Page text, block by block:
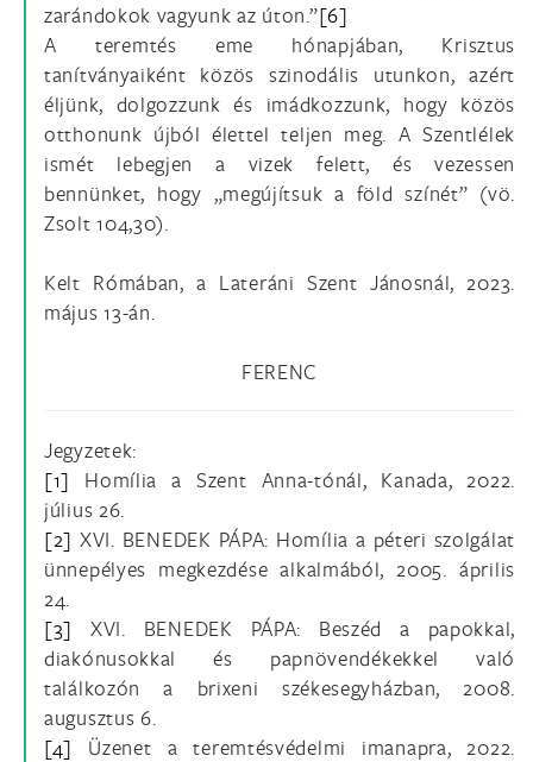
zarándokok vagyunk az úton.”[6]
A teremtés eme hónapjában, Krisztus
tanítványaiként közös szinodális utunkon, azért
éljünk, dolgozzunk és imádkozzunk, hogy közös
otthonunk újból élettel teljen meg. A Szentlélek
ismét lebegjen a vizek felett, és vezessen
bennünket, hogy „megújítsuk a föld színét” (vö.
Zsolt 104,30).
Kelt Rómában, a Lateráni Szent Jánosnál, 2023.
május 13-án.
FERENC
Jegyzetek:
[1] Homília a Szent Anna-tónál, Kanada, 2022.
július 26.
[2] XVI. BENEDEK PÁPA: Homília a péteri szolgálat
ünnepélyes megkezdése alkalmából, 2005. április
24.
[3] XVI. BENEDEK PÁPA: Beszéd a papokkal,
diakónusokkal és papnövendékekkel való
találkozón a brixeni székesegyházban, 2008.
augusztus 6.
[4] Üzenet a teremtésvédelmi imanapra, 2022.